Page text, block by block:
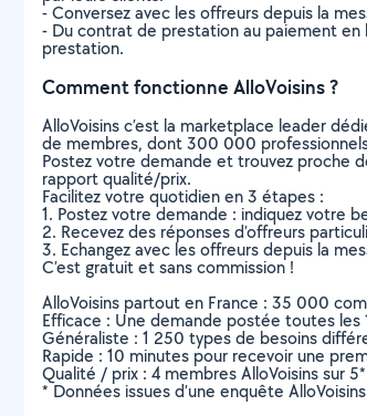
- Conversez avec les offreurs depuis la
- Du contrat de prestation au paiement en
prestation.
Comment fonctionne AlloVoisins ?
AlloVoisins c’est la marketplace leader
de membres, dont 300 000
Postez votre demande et trouvez proche
rapport qualité/prix.
Facilitez votre quotidien en 3 étapes :
1. Postez votre demande : indiquez votre
2. Recevez des réponses d’offreurs
3. Echangez avec les offreurs depuis la
C’est gratuit et sans commission !
AlloVoisins partout en France : 35 000
Efficace : Une demande postée toutes
Généraliste : 1 250 types de besoins
Rapide : 10 minutes pour recevoir une
Qualité / prix : 4 membres AlloVoisins sur
* Données issues d’une enquête